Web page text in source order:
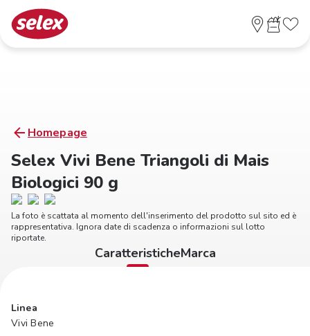
Homepage
Selex Vivi Bene Triangoli di Mais
Biologici 90 g
La foto è scattata al momento dell'inserimento del prodotto sul sito ed è
rappresentativa. Ignora date di scadenza o informazioni sul lotto
riportate.
CaratteristicheMarca
Linea
Vivi Bene